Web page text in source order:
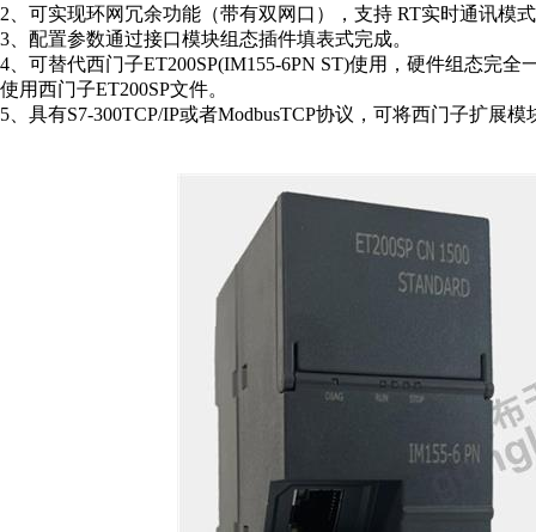
2、可实现环网冗余功能（带有双网口），支持 RT实时通讯模
3、配置参数通过接口模块组态插件填表式完成。
4、可替代西门子ET200SP(IM155-6PN ST)使用，硬件组态完
使用西门子ET200SP文件。
5、具有S7-300TCP/IP或者ModbusTCP协议，可将西门子扩展